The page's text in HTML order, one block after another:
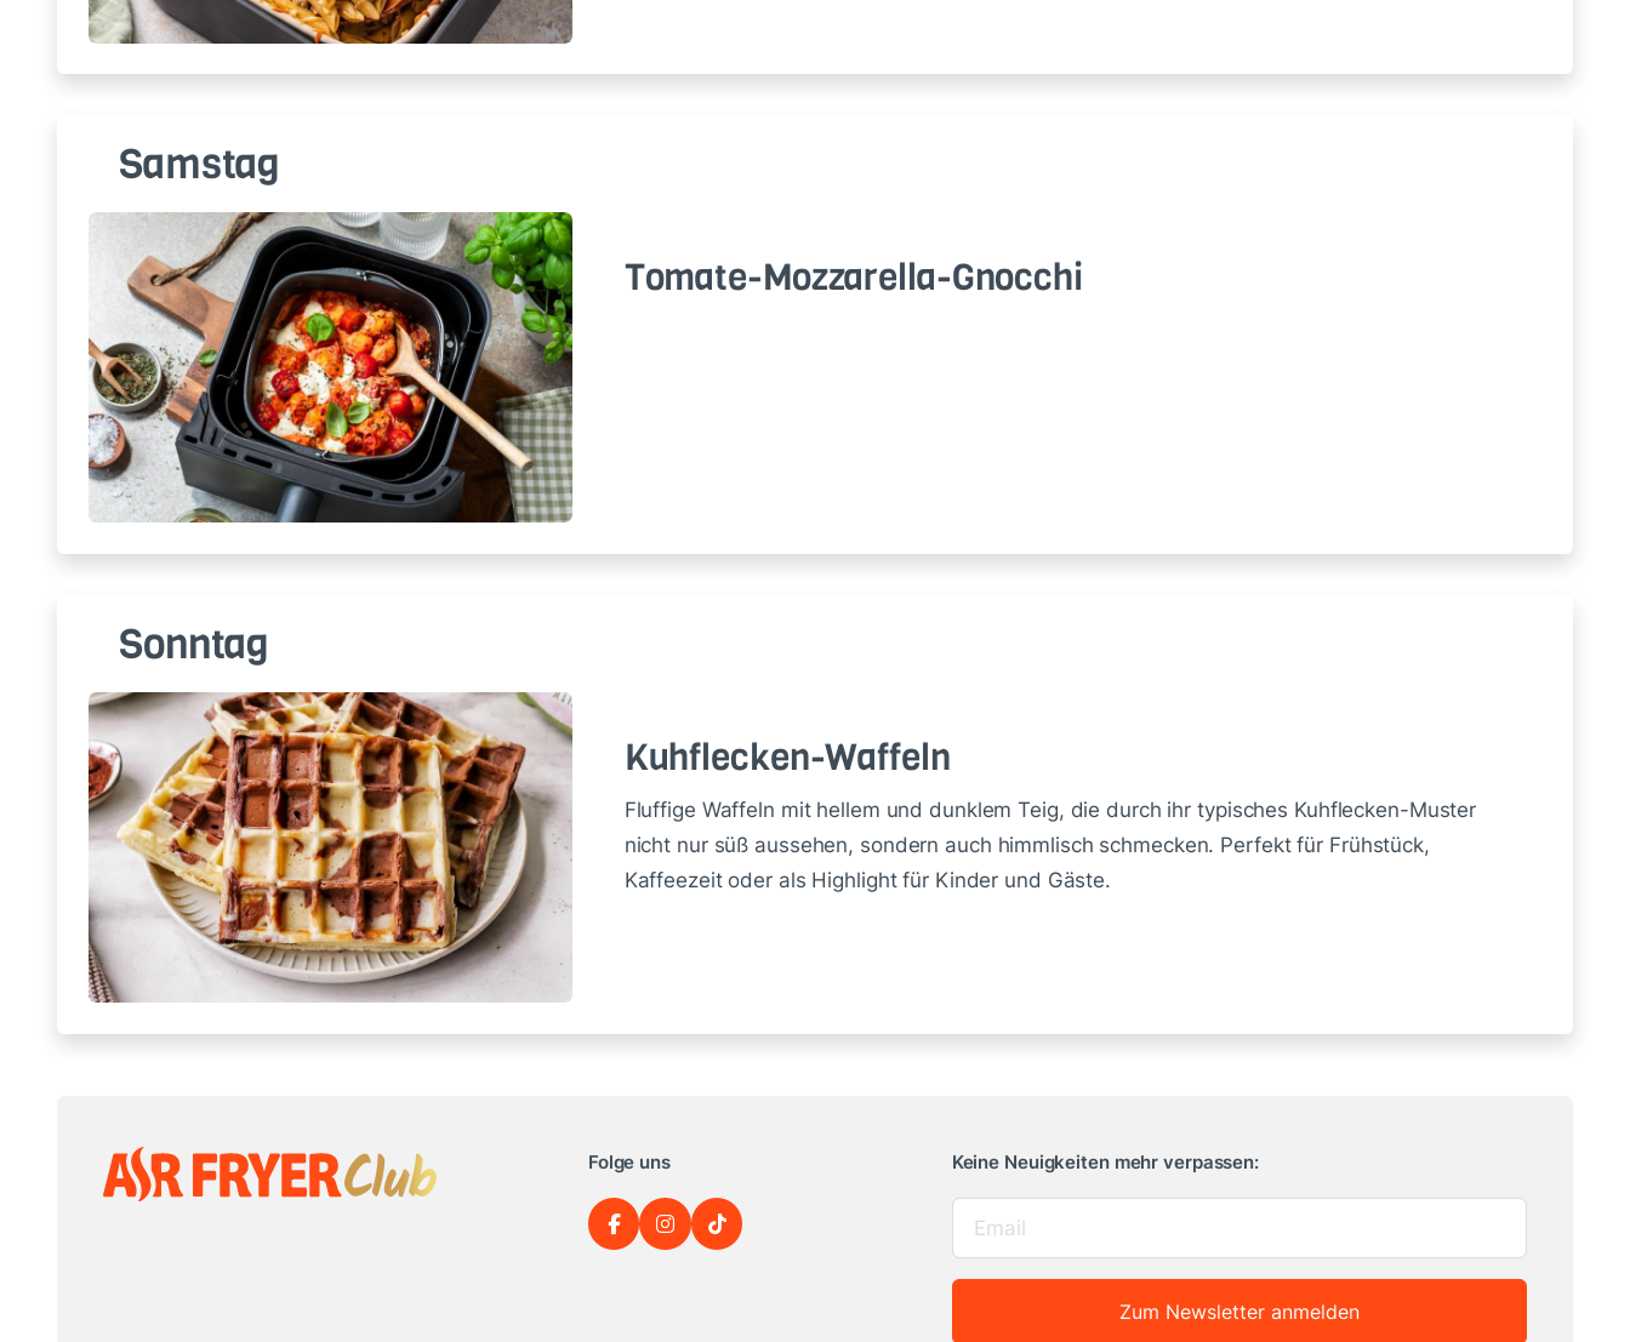
Samstag
To­ma­te-Moz­za­rel­la-Gnoc­chi
Sonntag
Kuh­fle­cken-Waf­feln
Fluffige Waffeln mit hellem und dunklem Teig, die durch ihr typisches Kuhflecken-Muster
nicht nur süß aussehen, sondern auch himmlisch schmecken. Perfekt für Frühstück,
Kaffeezeit oder als Highlight für Kinder und Gäste.
Folge uns Keine Neuigkeiten mehr verpassen:
Zum Newsletter anmelden